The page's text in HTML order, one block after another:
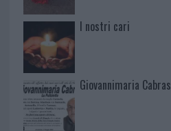
I nostri cari
Giovannimaria Cabras